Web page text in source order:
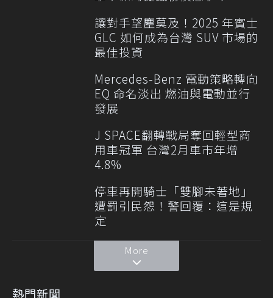
讓對手望塵莫及！2025 年賓士
GLC 如何成為台灣 SUV 市場的
最佳投資
Mercedes-Benz 電動策略轉向
EQ 命名淡出 燃油與電動並行
發展
J SPACE翻轉戰局奪回輕型商
用車冠軍 台灣2月車市年增
4.8%
停車再開騎士「雙腳未著地」
遭罰引民怨！警回覆：這是規
定
More
熱門新聞